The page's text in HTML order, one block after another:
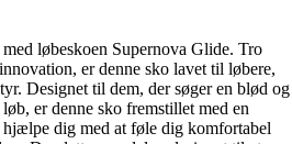
løbeskoen Supernova Glide. Tro
er denne sko lavet til løbere,
Designet til dem, der søger en blød og
er denne sko fremstillet med en
dig med at føle dig komfortabel